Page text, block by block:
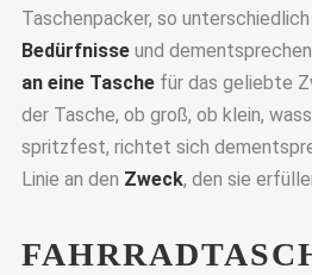
Taschenpacker, so
Bedürfnisseund
an eine Taschefür das geliebte
der Tasche, ob groß, ob klein,
spritzfest, richtet sich
Linie an den Zweck, den sie